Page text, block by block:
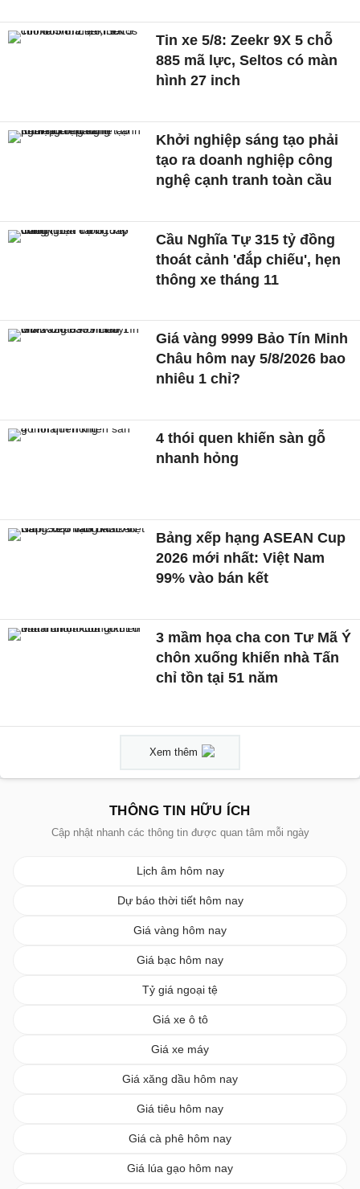
Tin xe 5/8: Zeekr 9X 5 chỗ
885 mã lực, Seltos có màn
hình 27 inch
Khởi nghiệp sáng tạo phải
tạo ra doanh nghiệp công
nghệ cạnh tranh toàn cầu
Cầu Nghĩa Tự 315 tỷ đồng
thoát cảnh 'đắp chiếu', hẹn
thông xe tháng 11
Giá vàng 9999 Bảo Tín Minh
Châu hôm nay 5/8/2026 bao
nhiêu 1 chỉ?
4 thói quen khiến sàn gỗ
nhanh hỏng
Bảng xếp hạng ASEAN Cup
2026 mới nhất: Việt Nam
99% vào bán kết
3 mầm họa cha con Tư Mã Ý
chôn xuống khiến nhà Tấn
chỉ tồn tại 51 năm
Xem thêm
THÔNG TIN HỮU ÍCH
Cập nhật nhanh các thông tin được quan tâm mỗi ngày
Lịch âm hôm nay
Dự báo thời tiết hôm nay
Giá vàng hôm nay
Giá bạc hôm nay
Tỷ giá ngoại tệ
Giá xe ô tô
Giá xe máy
Giá xăng dầu hôm nay
Giá tiêu hôm nay
Giá cà phê hôm nay
Giá lúa gạo hôm nay